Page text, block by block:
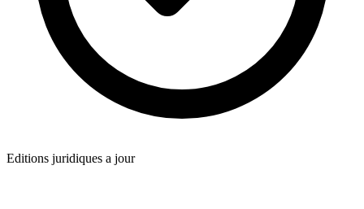
Editions juridiques a jour